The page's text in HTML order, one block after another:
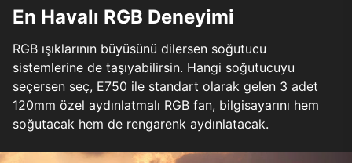
En Havalı RGB Deneyimi
RGB ışıklarının büyüsünü dilersen soğutucu
sistemlerine de taşıyabilirsin. Hangi soğutucuyu
seçersen seç, E750 ile standart olarak gelen 3 adet
120mm özel aydınlatmalı RGB fan, bilgisayarını hem
soğutacak hem de rengarenk aydınlatacak.